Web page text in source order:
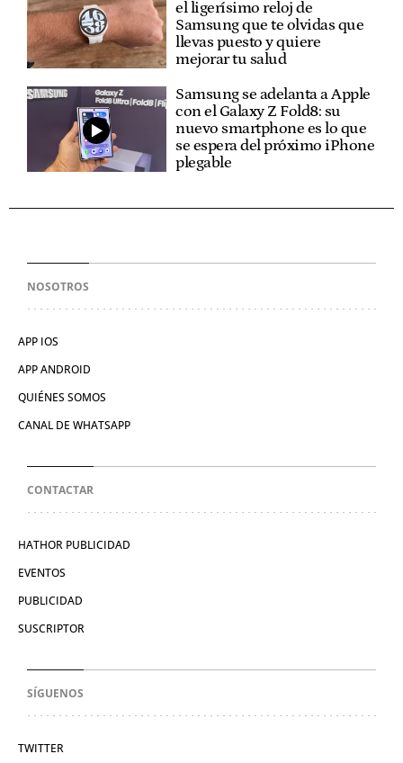
el ligerísimo reloj de
Samsung que te olvidas que
llevas puesto y quiere
mejorar tu salud
Samsung se adelanta a Apple
con el Galaxy Z Fold8: su
nuevo smartphone es lo que
se espera del próximo iPhone
plegable
NOSOTROS
APP IOS
APP ANDROID
QUIÉNES SOMOS
CANAL DE WHATSAPP
CONTACTAR
HATHOR PUBLICIDAD
EVENTOS
PUBLICIDAD
SUSCRIPTOR
SÍGUENOS
TWITTER